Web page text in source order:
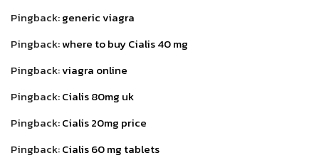
Pingback:generic viagra
Pingback:where to buy Cialis 40 mg
Pingback:viagra online
Pingback:Cialis 80mg uk
Pingback:Cialis 20mg price
Pingback:Cialis 60 mg tablets